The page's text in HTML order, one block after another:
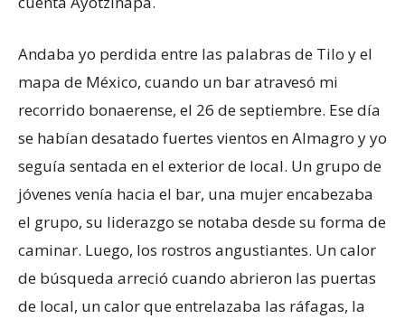
Andaba yo perdida entre las palabras de Tilo y el
mapa de México, cuando un bar atravesó mi
recorrido bonaerense, el 26 de septiembre. Ese día
se habían desatado fuertes vientos en Almagro y yo
seguía sentada en el exterior de local. Un grupo de
jóvenes venía hacia el bar, una mujer encabezaba
el grupo, su liderazgo se notaba desde su forma de
caminar. Luego, los rostros angustiantes. Un calor
de búsqueda arreció cuando abrieron las puertas
de local, un calor que entrelazaba las ráfagas, la